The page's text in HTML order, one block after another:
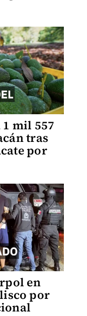
mil 557
tras
por
en
por